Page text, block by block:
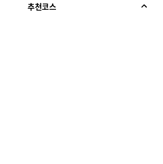
추천코스